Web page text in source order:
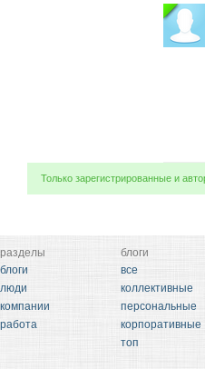
Только зарегистрированные и
разделы
блоги
люди
компании
работа
блоги
все
коллективные
персональные
корпоративные
топ